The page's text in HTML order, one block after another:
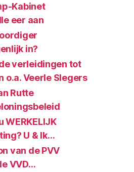
Kabinet
eer aan
in?
verleidingen tot
o.a. Veerle Slegers
Rutte
WERKELIJK
U & Ik…
van de PVV
VVD…